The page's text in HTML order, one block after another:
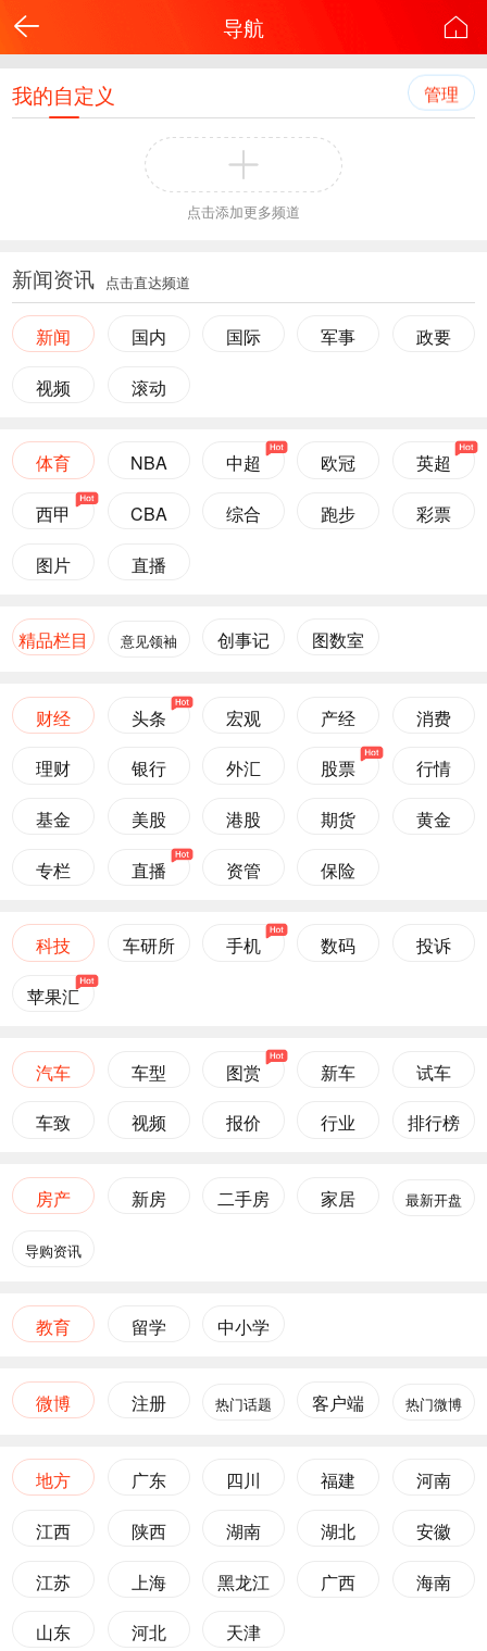
导航
我的自定义 管理
点击添加更多频道
新闻资讯 点击直达频道
新闻 国内 国际 军事 政要
视频 滚动
体育 NBA 中超 欧冠 英超
西甲 CBA 综合 跑步 彩票
图片 直播
精品栏目 意见领袖 创事记 图数室
财经 头条 宏观 产经 消费
理财 银行 外汇 股票 行情
基金 美股 港股 期货 黄金
专栏 直播 资管 保险
科技 车研所 手机 数码 投诉
苹果汇
汽车 车型 图赏 新车 试车
车致 视频 报价 行业 排行榜
房产 新房 二手房 家居 最新开盘
导购资讯
教育 留学 中小学
微博 注册 热门话题 客户端 热门微博
地方 广东 四川 福建 河南
江西 陕西 湖南 湖北 安徽
江苏 上海 黑龙江 广西 海南
山东 河北 天津